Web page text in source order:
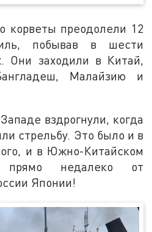
корветы преодолели 12
побывав в шести
Они заходили в Китай,
Малайзию и
вздрогнули, когда
стрельбу. Это было и в
и в Южно-Китайском
недалеко от
Японии!